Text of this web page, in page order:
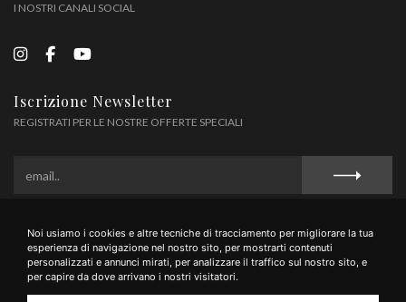
Noi usiamo i cookies e altre tecniche di tracciamento per migliorare la tua
esperienza di navigazione nel nostro sito, per mostrarti contenuti
personalizzati e annunci mirati, per analizzare il traffico sul nostro sito, e
per capire da dove arrivano i nostri visitatori.
I NOSTRI CANALI SOCIAL
Iscrizione Newsletter
REGISTRATI PER LE NOSTRE OFFERTE SPECIALI
Privacy Policy Cookie Policy Termini e Condizioni